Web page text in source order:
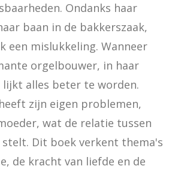
Ondanks haar
baan in de bakkerszaak,
een mislukkeling. Wanneer
orgelbouwer, in haar
lijkt alles beter te worden.
zijn eigen problemen,
wat de relatie tussen
Dit boek verkent thema's
de kracht van liefde en de